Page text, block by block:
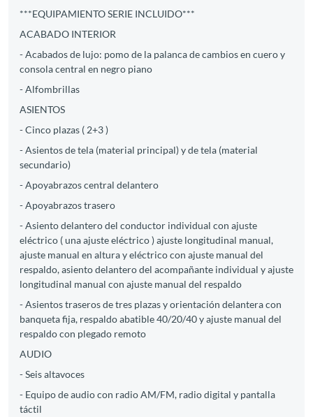
***EQUIPAMIENTO SERIE INCLUIDO***
ACABADO INTERIOR
- Acabados de lujo: pomo de la palanca de cambios en cuero y
consola central en negro piano
- Alfombrillas
ASIENTOS
- Cinco plazas ( 2+3 )
- Asientos de tela (material principal) y de tela (material
secundario)
- Apoyabrazos central delantero
- Apoyabrazos trasero
- Asiento delantero del conductor individual con ajuste
eléctrico ( una ajuste eléctrico ) ajuste longitudinal manual,
ajuste manual en altura y eléctrico con ajuste manual del
respaldo, asiento delantero del acompañante individual y ajuste
longitudinal manual con ajuste manual del respaldo
- Asientos traseros de tres plazas y orientación delantera con
banqueta fija, respaldo abatible 40/20/40 y ajuste manual del
respaldo con plegado remoto
AUDIO
- Seis altavoces
- Equipo de audio con radio AM/FM, radio digital y pantalla
táctil